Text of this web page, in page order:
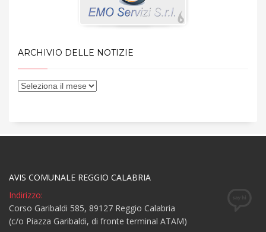
ARCHIVIO DELLE NOTIZIE
AVIS COMUNALE REGGIO CALABRIA
Indirizzo:
Corso Garibaldi 585, 89127 Reggio Calabria
(c/o Piazza Garibaldi, di fronte terminal ATAM)